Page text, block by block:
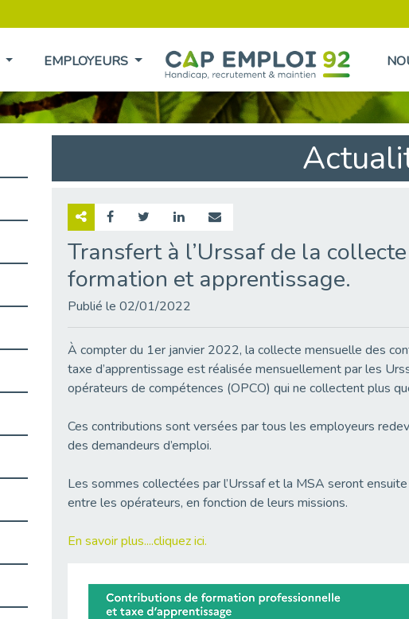
EMPLOYEURS
Transfert à l’Urssaf de la
formation et apprentissage.
Publié le 02/01/2022
À compter du 1er janvier 2022, la collecte mensuelle des
taxe d’apprentissage est réalisée mensuellement par les
opérateurs de compétences (OPCO) qui ne collectent plus
Ces contributions sont versées par tous les employeurs
des demandeurs d’emploi.
Les sommes collectées par l’Urssaf et la MSA seront
entre les opérateurs, en fonction de leurs missions.
En savoir plus....cliquez ici.